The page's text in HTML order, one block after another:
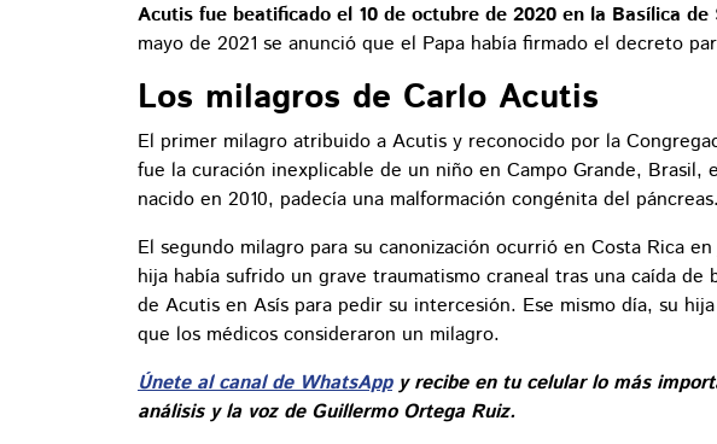
Acutis fue beatificado el 10 de octubre de 2020 en la Basílica de
mayo de 2021 se anunció que el Papa había firmado el decreto
Los milagros de Carlo Acutis
El primer milagro atribuido a Acutis y reconocido por la
fue la curación inexplicable de un niño en Campo Grande, Brasil,
nacido en 2010, padecía una malformación congénita del páncreas.
El segundo milagro para su canonización ocurrió en Costa Rica
hija había sufrido un grave traumatismo craneal tras una caída
de Acutis en Asís para pedir su intercesión. Ese mismo día, su
que los médicos consideraron un milagro.
Únete al canal de WhatsAppy recibe en tu celular lo más
análisis y la voz de Guillermo Ortega Ruiz.